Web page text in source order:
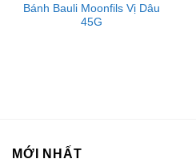
Bánh Bauli Moonfils Vị Dâu
45G
MỚI NHẤT